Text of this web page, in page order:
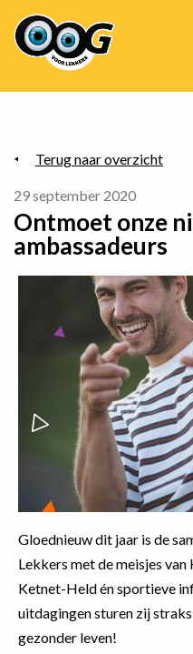
Overslaan
en
naar
inhoud
Hoofdnavigatie
Terug naar overzicht
29 september 2020
Ontmoet onze
ambassadeurs
Gloednieuw dit jaar is de
Lekkers met de meisjes van
Ketnet-Held én sportieve
uitdagingen sturen zij
gezonder leven!